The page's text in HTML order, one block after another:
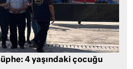
4 yaşındaki çocuğu